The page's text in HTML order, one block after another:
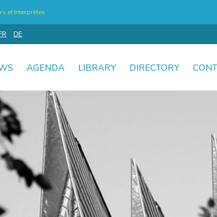
et Interprètes
DE
AGENDA LIBRARY DIRECTORY